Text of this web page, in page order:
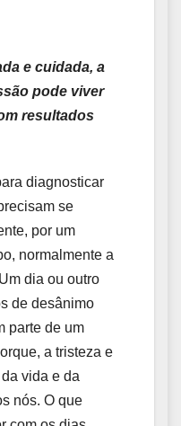
e cuidada, a
pode viver
resultados
diagnosticar
se
por um
normalmente a
dia ou outro
de desânimo
parte de um
a tristeza e
vida e da
nós. O que